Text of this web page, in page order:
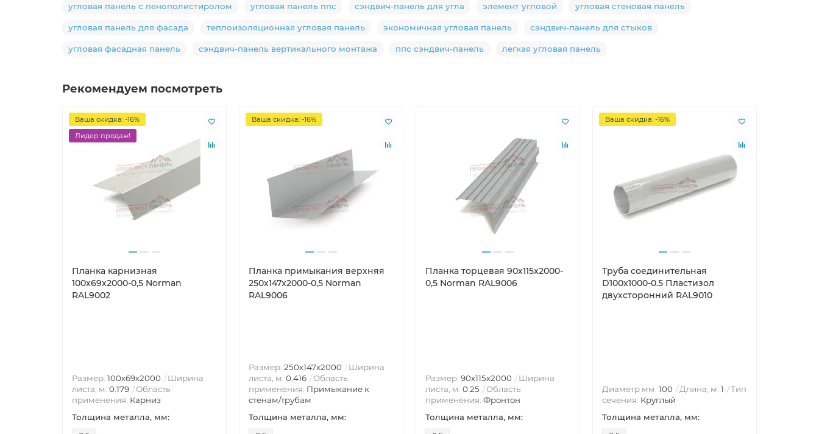
угловая панель с пенополистиролом угловая панель ппс сэндвич-панель для угла элемент угловой угловая стеновая панель
угловая панель для фасада теплоизоляционная угловая панель экономичная угловая панель сэндвич-панель для стыков
угловая фасадная панель сэндвич-панель вертикального монтажа ппс сэндвич-панель легкая угловая панель
Рекомендуем посмотреть
Ваша скидка: -16%
Лидер продаж!
Планка карнизная
100х69х2000-0,5 Norman
RAL9002
Размер: 100х69х2000
Ширина
листа, м: 0.179
Область
применения: Карниз
Толщина металла, мм:
Ваша скидка: -16%
Планка примыкания верхняя
250х147х2000-0,5 Norman
RAL9006
Размер: 250х147х2000
Ширина
листа, м: 0.416
Область
применения: Примыкание к
стенам/трубам
Толщина металла, мм:
Планка торцевая 90х115х2000-
0,5 Norman RAL9006
Размер: 90х115х2000
Ширина
листа, м: 0.25
Область
применения: Фронтон
Толщина металла, мм:
Ваша скидка: -16%
Труба соединительная
D100х1000-0.5 Пластизол
двухсторонний RAL9010
Диаметр мм: 100 Длина, м: 1
Тип
сечения: Круглый
Толщина металла, мм: